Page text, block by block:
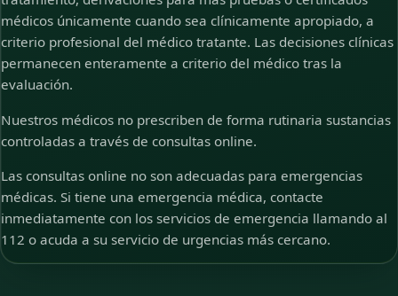
médicos únicamente cuando sea clínicamente apropiado, a
criterio profesional del médico tratante. Las decisiones clínicas
permanecen enteramente a criterio del médico tras la
evaluación.
Nuestros médicos no prescriben de forma rutinaria sustancias
controladas a través de consultas online.
Las consultas online no son adecuadas para emergencias
médicas. Si tiene una emergencia médica, contacte
inmediatamente con los servicios de emergencia llamando al
112 o acuda a su servicio de urgencias más cercano.